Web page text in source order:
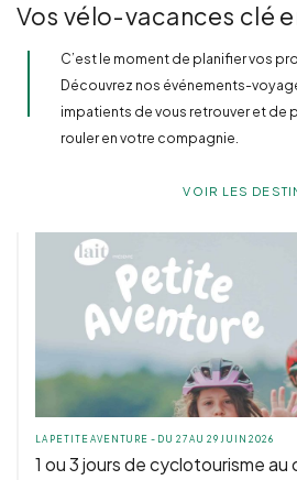
Vos vélo-vacances clé
C’est le moment de planifier vos
Découvrez nos événements-
impatients de vous retrouver et de
rouler en votre compagnie.
VOIR LES
LA PETITE AVENTURE - DU 27 AU 29 JUIN 2026
1 ou 3 jours de cyclotourisme